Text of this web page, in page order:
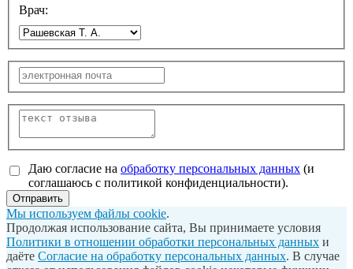
Врач:
Даю согласие на обработку персональных данных (и
соглашаюсь с политикой конфиденциальности).
Отправить
Мы используем файлы cookie.
Продолжая использование сайта, Вы принимаете условия
Политики в отношении обработки персональных данных и
даёте Согласие на обработку персональных данных. В случае